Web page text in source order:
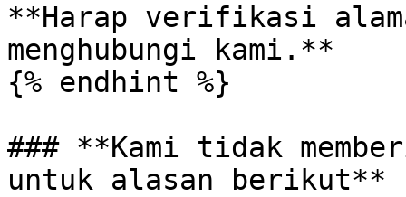
**Harap verifikasi
menghubungi kami.**
{% endhint %}
### **Kami tidak
untuk alasan berikut**